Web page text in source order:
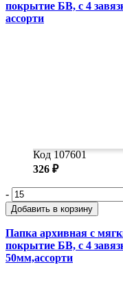
покрытие БВ, с 4
ассорти
Код 107601
326 ₽
-
Добавить в корзину
Папка архивная с
покрытие БВ, с 4
50мм,ассорти